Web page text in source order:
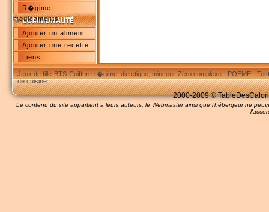
R�gime
medicaments
Ajouter un aliment
Ajouter une recette
Liens
Jeux de fille-BTS-Coiffure-r�gime, dietetique, minceur-Zéro complexe-POEME-
de cuisine
2000-2009 ©
Le contenu du site appartient a leurs auteurs, le Webmaster ainsi que l'hébergeur ne